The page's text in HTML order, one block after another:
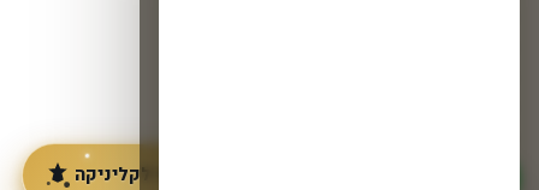
מכשירי מיצוק והצערת עור לקליניקה